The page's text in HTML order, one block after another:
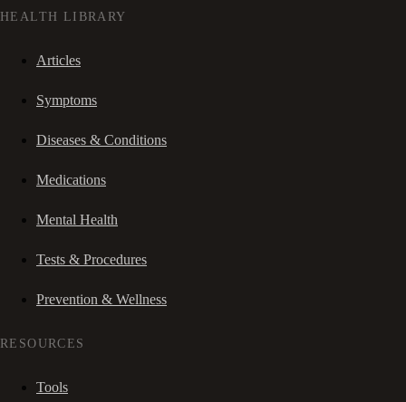
HEALTH LIBRARY
Articles
Symptoms
Diseases & Conditions
Medications
Mental Health
Tests & Procedures
Prevention & Wellness
RESOURCES
Tools